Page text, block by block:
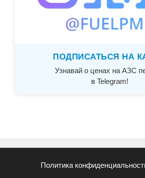
ПОДПИСАТЬСЯ НА
Узнавай о ценах на АЗС
в Telegram!
Политика